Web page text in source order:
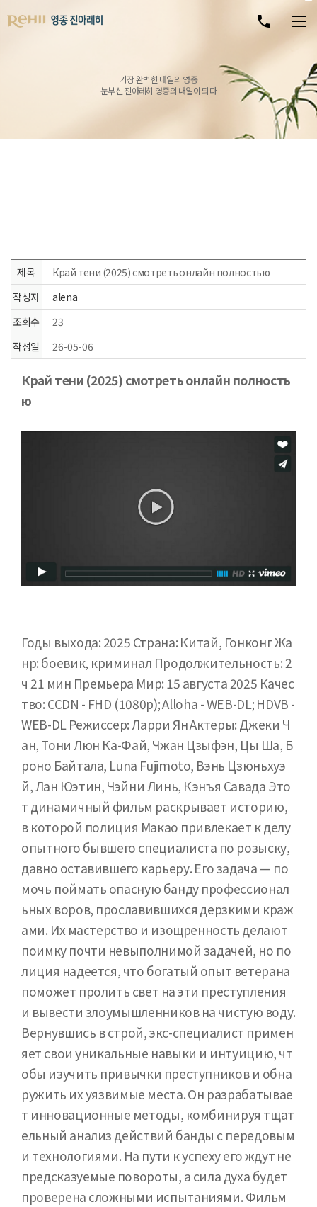
가장 완벽한 내일의 영종
눈부신 진아레히 영종의 내일이 되다
제목
Край тени (2025) смотреть онлайн полностью
작성자
alena
조회수
23
작성일
26-05-06
본문
Край тени (2025) смотреть онлайн полность
ю
Годы выхода: 2025 Страна: Китай, Гонконг Жа
нр: боевик, криминал Продолжительность: 2
ч 21 мин Премьера Мир: 15 августа 2025 Качес
тво: CCDN - FHD (1080p); Alloha - WEB-DL; HDVB -
WEB-DL Режиссер: Ларри Ян Актеры: Джеки Ч
ан, Тони Люн Ка-Фай, Чжан Цзыфэн, Цы Ша, Б
роно Байтала, Luna Fujimoto, Вэнь Цзюньхуэ
й, Лан Юэтин, Чэйни Линь, Кэнъя Савада Это
т динамичный фильм раскрывает историю,
в которой полиция Макао привлекает к делу
опытного бывшего специалиста по розыску,
давно оставившего карьеру. Его задача — по
мочь поймать опасную банду профессионал
ьных воров, прославившихся дерзкими краж
ами. Их мастерство и изощренность делают
поимку почти невыполнимой задачей, но по
лиция надеется, что богатый опыт ветерана
поможет пролить свет на эти преступления
и вывести злоумышленников на чистую воду.
Вернувшись в строй, экс-специалист примен
яет свои уникальные навыки и интуицию, чт
обы изучить привычки преступников и обна
ружить их уязвимые места. Он разрабатывае
т инновационные методы, комбинируя тщат
ельный анализ действий банды с передовым
и технологиями. На пути к успеху его ждут не
предсказуемые повороты, а сила духа будет
проверена сложными испытаниями. Фильм